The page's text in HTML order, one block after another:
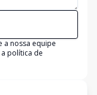
a nossa equipe
política de